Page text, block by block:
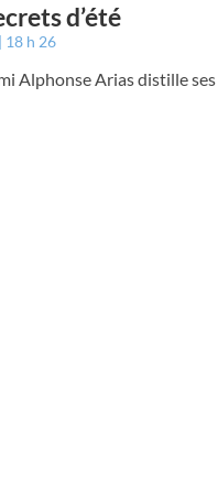
d’été
18 h 26
Alphonse Arias distille